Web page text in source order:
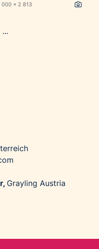
000 x 2 813
Grayling Austria